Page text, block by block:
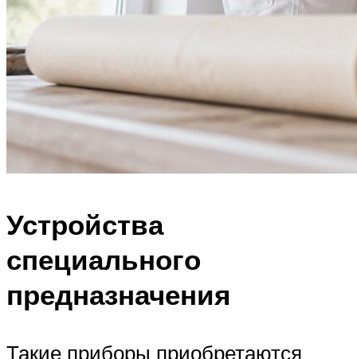
Устройства
специального
предназначения
Такие приборы приобретаются